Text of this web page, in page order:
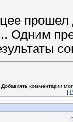
прошел
Одним
Добавлять комментарии
[
«